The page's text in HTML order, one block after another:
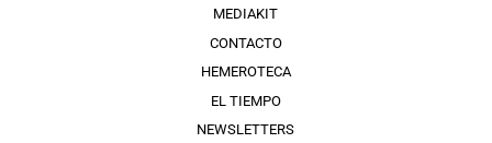
MEDIAKIT
CONTACTO
HEMEROTECA
EL TIEMPO
NEWSLETTERS